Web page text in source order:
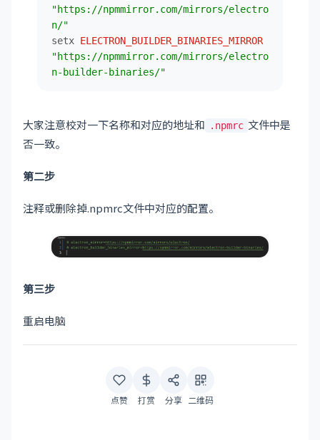
"https://npmmirror.com/mirrors/electro
n/"
setx ELECTRON_BUILDER_BINARIES_MIRROR
"https://npmmirror.com/mirrors/electro
n-builder-binaries/"
大家注意校对一下名称和对应的地址和 .npmrc 文件中是
否一致。
第二步
注释或删除掉.npmrc文件中对应的配置。
第三步
重启电脑
点赞 打赏 分享 二维码